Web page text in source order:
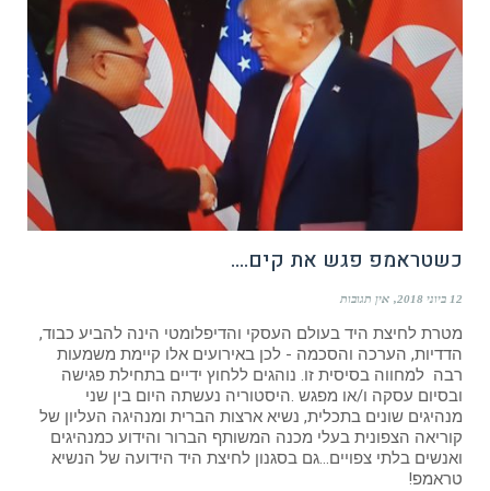
כשטראמפ פגש את קים….
12 ביוני 2018 אין תגובות
מטרת לחיצת היד בעולם העסקי והדיפלומטי הינה להביע כבוד,
הדדיות, הערכה והסכמה - לכן באירועים אלו קיימת משמעות
רבה למחווה בסיסית זו. נוהגים ללחוץ ידיים בתחילת פגישה
ובסיום עסקה ו/או מפגש .היסטוריה נעשתה היום בין שני
מנהיגים שונים בתכלית, נשיא ארצות הברית ומנהיגה העליון של
קוריאה הצפונית בעלי מכנה המשותף הברור והידוע כמנהיגים
ואנשים בלתי צפויים...גם בסגנון לחיצת היד הידועה של הנשיא
טראמפ!